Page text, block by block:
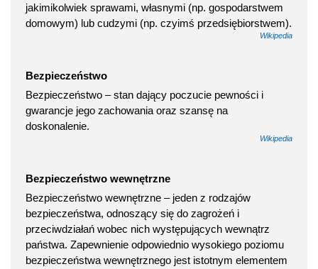
jakimikolwiek sprawami, własnymi (np. gospodarstwem
domowym) lub cudzymi (np. czyimś przedsiębiorstwem).
Wikipedia
Bezpieczeństwo
Bezpieczeństwo – stan dający poczucie pewności i
gwarancje jego zachowania oraz szansę na
doskonalenie.
Wikipedia
Bezpieczeństwo wewnętrzne
Bezpieczeństwo wewnętrzne – jeden z rodzajów
bezpieczeństwa, odnoszący się do zagrożeń i
przeciwdziałań wobec nich występujących wewnątrz
państwa. Zapewnienie odpowiednio wysokiego poziomu
bezpieczeństwa wewnętrznego jest istotnym elementem